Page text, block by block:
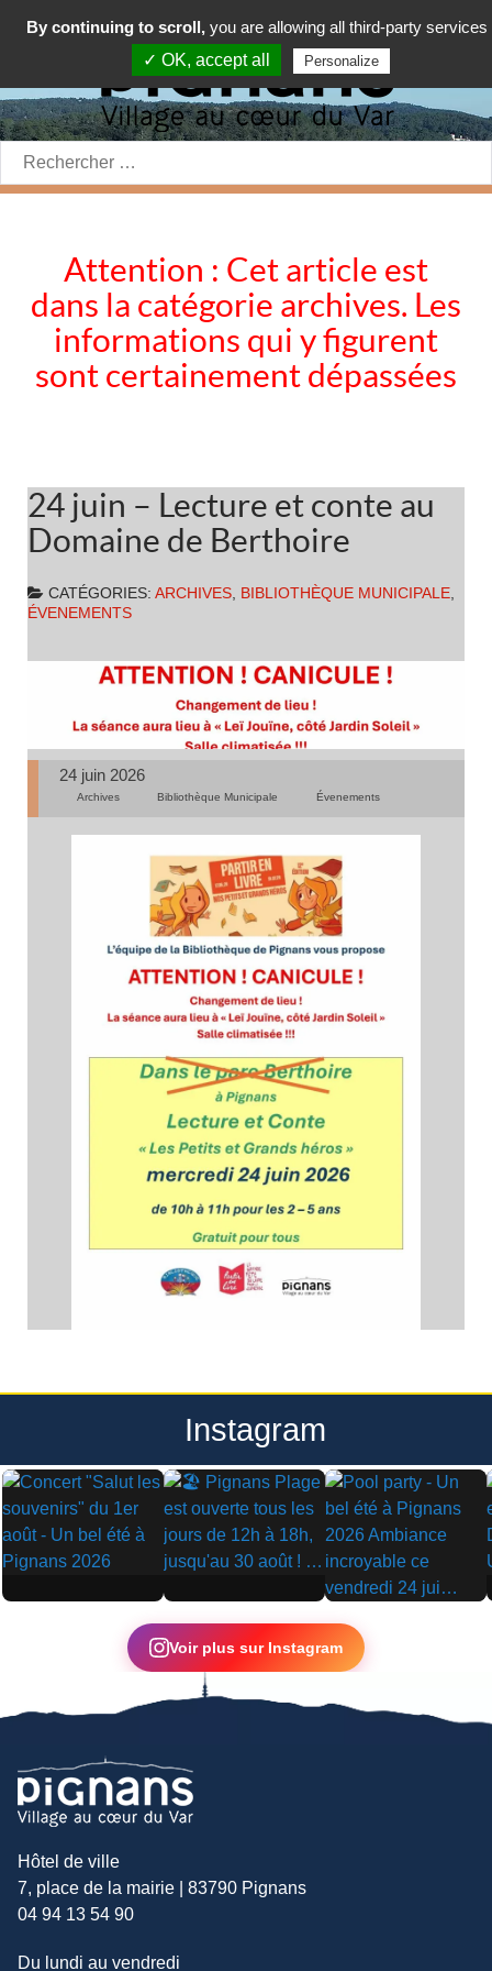
Rechercher:
Attention : Cet article est
dans la catégorie archives. Les
informations qui y figurent
sont certainement dépassées
24 juin – Lecture et conte au
Domaine de Berthoire
CATÉGORIES: ARCHIVES, BIBLIOTHÈQUE MUNICIPALE,
ÉVENEMENTS
24 juin 2026
Archives Bibliothèque Municipale Évenements
Instagram
▶ ▶
▶
Voir plus sur Instagram
Hôtel de ville
7, place de la mairie | 83790 Pignans
04 94 13 54 90
Du lundi au vendredi
By continuing to scroll, you are allowing all third-party services
✓ OK, accept all
Personalize